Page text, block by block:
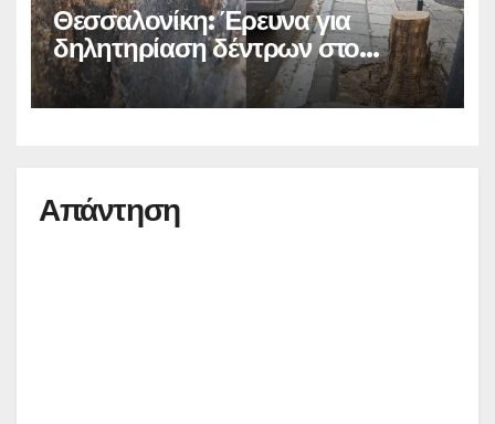
Θεσσαλονίκη: Έρευνα για
δηλητηρίαση δέντρων στο
κέντρο
Απάντηση